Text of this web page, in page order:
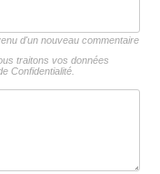
d'un nouveau commentaire
traitons vos données
Confidentialité.